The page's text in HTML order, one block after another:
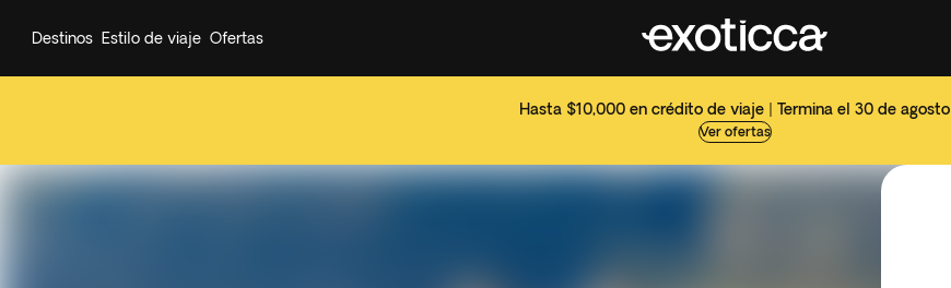
Hasta $10,000 en crédito de viaje | Termina el 30 de agosto
Ver ofertas
Destinos Estilo de viaje Ofertas